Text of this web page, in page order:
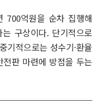
700억원을 순차 집행해
구상이다. 단기적으로
기적으로는 성수기·환율
판 마련에 방점을 두는